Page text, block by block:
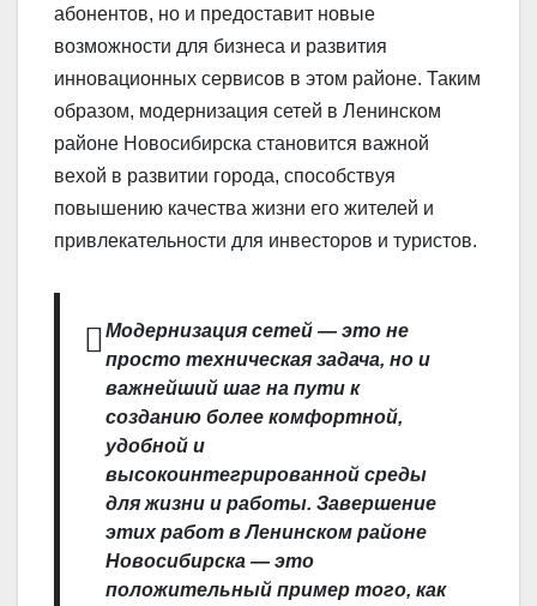
абонентов, но и предоставит новые
возможности для бизнеса и развития
инновационных сервисов в этом районе. Таким
образом, модернизация сетей в Ленинском
районе Новосибирска становится важной
вехой в развитии города, способствуя
повышению качества жизни его жителей и
привлекательности для инвесторов и туристов.
Модернизация сетей — это не
просто техническая задача, но и
важнейший шаг на пути к
созданию более комфортной,
удобной и
высокоинтегрированной среды
для жизни и работы. Завершение
этих работ в Ленинском районе
Новосибирска — это
положительный пример того, как